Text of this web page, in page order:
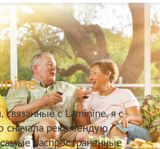
с Laminine, я с
сначала рекомендую
распространенные